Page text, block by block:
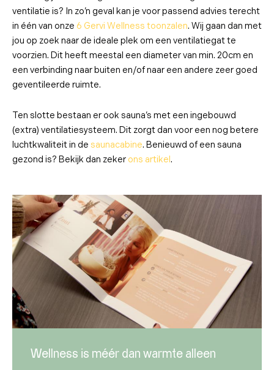
ventilatie is? In zo’n geval kan je voor passend advies terecht
in één van onze 6 Gervi Wellness toonzalen. Wij gaan dan met
jou op zoek naar de ideale plek om een ventilatiegat te
voorzien. Dit heeft meestal een diameter van min. 20cm en
een verbinding naar buiten en/of naar een andere zeer goed
geventileerde ruimte.
Ten slotte bestaan er ook sauna’s met een ingebouwd
(extra) ventilatiesysteem. Dit zorgt dan voor een nog betere
luchtkwaliteit in de saunacabine. Benieuwd of een sauna
gezond is? Bekijk dan zeker ons artikel .
Wellness is méér dan warmte alleen